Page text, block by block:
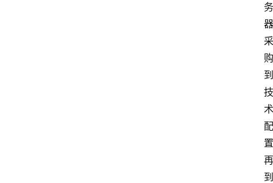
务
器
采
购
到
技
术
配
置
再
到